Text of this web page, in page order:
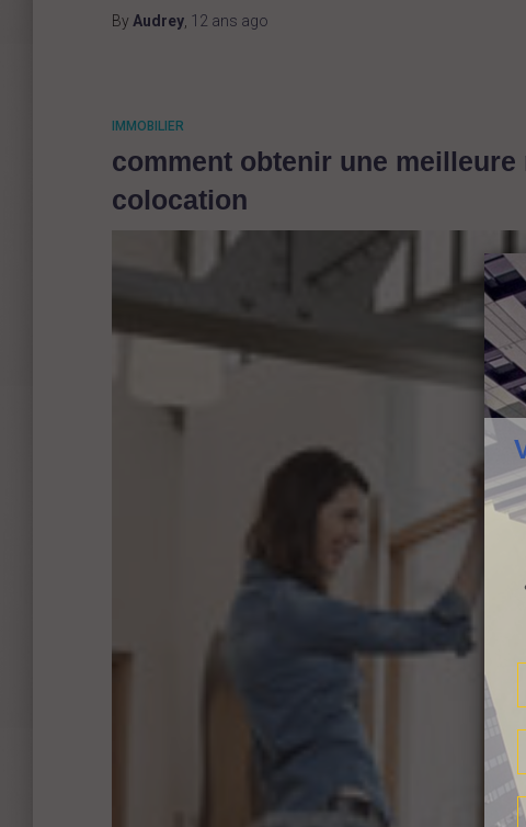
By Audrey 12 ans ago
IMMOBILIER
comment obtenir une
colocation